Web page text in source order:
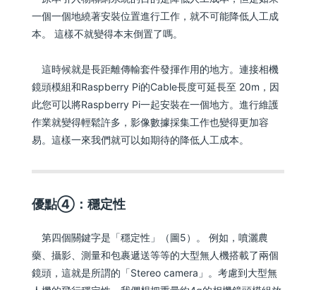
一個一個地繞著安裝位置進行工作，就不可能降低人工成
本。 這樣不就變得本末倒置了嗎。
這時候就是長距離傳輸套件發揮作用的地方。連接相機
鏡頭模組和Raspberry Pi的Cable長度可延長至 20m，因
此您可以將Raspberry Pi一起安裝在一個地方。進行維護
作業就變得輕鬆許多，影像數據採集工作也變得更加容
易。這樣一來我們就可以如期待的降低人工成本。
優點④：穩定性
第四個關鍵字是「穩定性」（圖5）。 例如，噴灑農
藥、攝影、測量和包裹遞送等等的大型無人機搭載了兩個
鏡頭，這就是所謂的「Stereo camera」。考慮到大型無